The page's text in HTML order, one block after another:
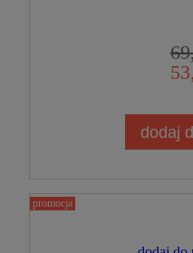
dodaj
promocja